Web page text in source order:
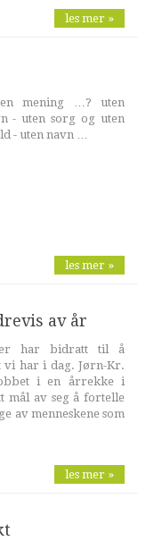
les mer »
mening …? uten
- uten sorg og uten
- uten navn …
les mer »
av år
har bidratt til å
har i dag. Jørn-Kr.
i en årrekke i
mål av seg å fortelle
av menneskene som
les mer »